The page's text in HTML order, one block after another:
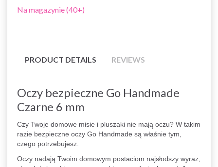
Na magazynie (40+)
PRODUCT DETAILS REVIEWS
Oczy bezpieczne Go Handmade
Czarne 6 mm
Czy Twoje domowe misie i pluszaki nie mają oczu? W takim
razie bezpieczne oczy Go Handmade są właśnie tym,
czego potrzebujesz.
Oczy nadają Twoim domowym postaciom najsłodszy wyraz,